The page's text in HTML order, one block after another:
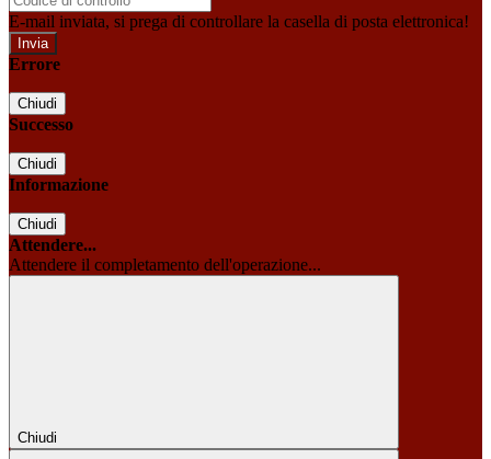
E-mail inviata, si prega di controllare la casella di posta elettronica!
Errore
Chiudi
Successo
Chiudi
Informazione
Chiudi
Attendere...
Attendere il completamento dell'operazione...
Chiudi